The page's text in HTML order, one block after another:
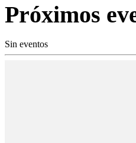
Próximos
Sin eventos